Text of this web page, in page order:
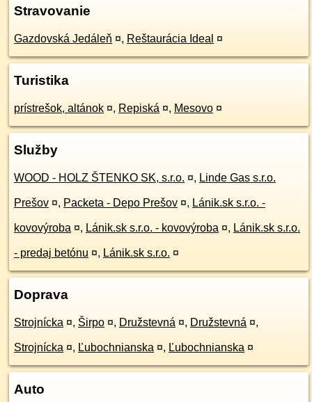
Stravovanie
Gazdovská Jedáleň ¤, Reštaurácia Ideal ¤
Turistika
prístrešok, altánok ¤, Repiská ¤, Mesovo ¤
Služby
WOOD - HOLZ ŠTENKO SK, s.r.o. ¤, Linde Gas s.r.o.
Prešov ¤, Packeta - Depo Prešov ¤, Lánik.sk s.r.o. -
kovovýroba ¤, Lánik.sk s.r.o. - kovovýroba ¤, Lánik.sk s.r.o.
- predaj betónu ¤, Lánik.sk s.r.o. ¤
Doprava
Strojnícka ¤, Širpo ¤, Družstevná ¤, Družstevná ¤,
Strojnícka ¤, Ľubochnianska ¤, Ľubochnianska ¤
Auto